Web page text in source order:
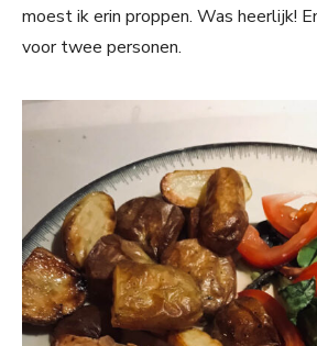
moest ik erin proppen. Was heerlijk!
voor twee personen.